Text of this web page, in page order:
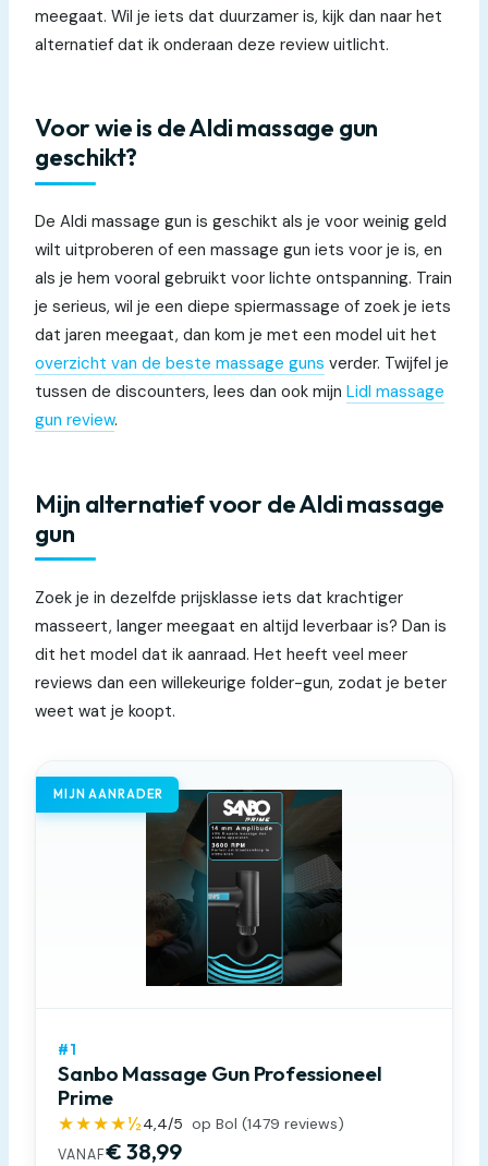
meegaat. Wil je iets dat duurzamer is, kijk dan naar het
alternatief dat ik onderaan deze review uitlicht.
Voor wie is de Aldi massage gun
geschikt?
De Aldi massage gun is geschikt als je voor weinig geld
wilt uitproberen of een massage gun iets voor je is, en
als je hem vooral gebruikt voor lichte ontspanning. Train
je serieus, wil je een diepe spiermassage of zoek je iets
dat jaren meegaat, dan kom je met een model uit het
overzicht van de beste massage guns verder. Twijfel je
tussen de discounters, lees dan ook mijn Lidl massage
gun review.
Mijn alternatief voor de Aldi massage
gun
Zoek je in dezelfde prijsklasse iets dat krachtiger
masseert, langer meegaat en altijd leverbaar is? Dan is
dit het model dat ik aanraad. Het heeft veel meer
reviews dan een willekeurige folder-gun, zodat je beter
weet wat je koopt.
MIJN AANRADER
#1
Sanbo Massage Gun Professioneel
Prime
★★★★½4,4/5 op Bol (1479 reviews)
VANAF€ 38,99